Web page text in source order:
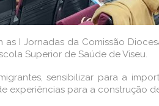
I Jornadas da Comissão
Superior de Saúde de Viseu.
sensibilizar para a
para a construção